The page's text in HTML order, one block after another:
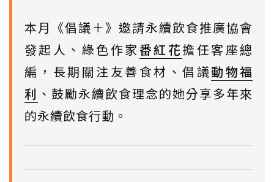
本月《倡議＋》邀請永續飲食推廣協會
發起人、綠色作家 番紅花擔任客座總
編，長期關注友善食材、倡議動物福
利 、鼓勵永續飲食理念的她分享多年來
的永續飲食行動。